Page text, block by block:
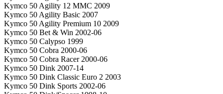
Kymco 50 Agility 12 MMC 2009
Kymco 50 Agility Basic 2007
Kymco 50 Agility Premium 10 2009
Kymco 50 Bet & Win 2002-06
Kymco 50 Calypso 1999
Kymco 50 Cobra 2000-06
Kymco 50 Cobra Racer 2000-06
Kymco 50 Dink 2007-14
Kymco 50 Dink Classic Euro 2 2003
Kymco 50 Dink Sports 2002-06